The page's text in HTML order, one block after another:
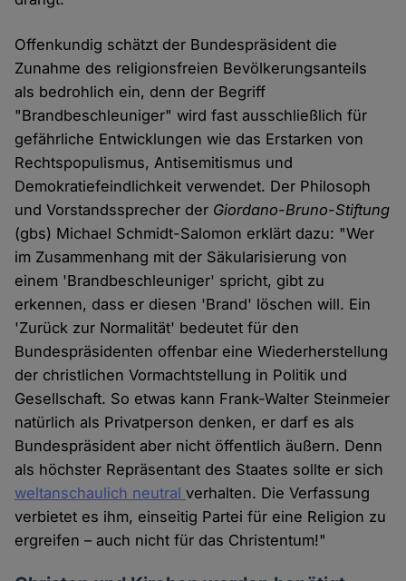
Offenkundig schätzt der Bundespräsident die
Zunahme des religionsfreien Bevölkerungsanteils
als bedrohlich ein, denn der Begriff
"Brandbeschleuniger" wird fast ausschließlich für
gefährliche Entwicklungen wie das Erstarken von
Rechtspopulismus, Antisemitismus und
Demokratiefeindlichkeit verwendet. Der Philosoph
und Vorstandssprecher der Giordano-Bruno-Stiftung
(gbs) Michael Schmidt-Salomon erklärt dazu: "Wer
im Zusammenhang mit der Säkularisierung von
einem 'Brandbeschleuniger' spricht, gibt zu
erkennen, dass er diesen 'Brand' löschen will. Ein
'Zurück zur Normalität' bedeutet für den
Bundespräsidenten offenbar eine Wiederherstellung
der christlichen Vormachtstellung in Politik und
Gesellschaft. So etwas kann Frank-Walter Steinmeier
natürlich als Privatperson denken, er darf es als
Bundespräsident aber nicht öffentlich äußern. Denn
als höchster Repräsentant des Staates sollte er sich
weltanschaulich neutralverhalten. Die Verfassung
verbietet es ihm, einseitig Partei für eine Religion zu
ergreifen – auch nicht für das Christentum!"